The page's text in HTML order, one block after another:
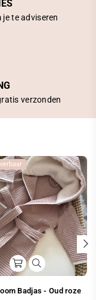
te adviseren
verzonden
Badjas - Oud roze